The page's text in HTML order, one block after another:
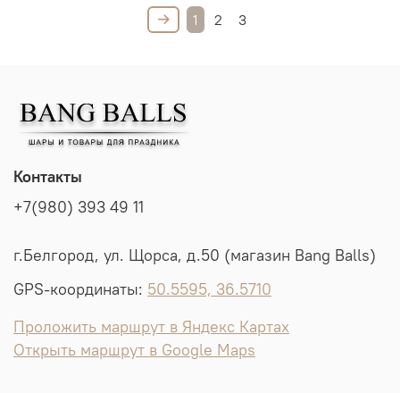
1 2 3
Контакты
+7(980) 393 49 11
г.Белгород, ул. Щорса, д.50 (магазин Bang Balls)
GPS-координаты: 50.5595, 36.5710
Проложить маршрут в Яндекс Картах
Открыть маршрут в Google Maps